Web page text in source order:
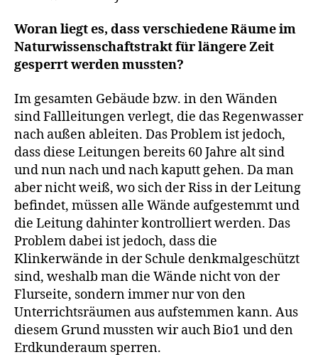
Woran liegt es, dass verschiedene Räume im
Naturwissenschaftstrakt für längere Zeit
gesperrt werden mussten?
Im gesamten Gebäude bzw. in den Wänden
sind Fallleitungen verlegt, die das Regenwasser
nach außen ableiten. Das Problem ist jedoch,
dass diese Leitungen bereits 60 Jahre alt sind
und nun nach und nach kaputt gehen. Da man
aber nicht weiß, wo sich der Riss in der Leitung
befindet, müssen alle Wände aufgestemmt und
die Leitung dahinter kontrolliert werden. Das
Problem dabei ist jedoch, dass die
Klinkerwände in der Schule denkmalgeschützt
sind, weshalb man die Wände nicht von der
Flurseite, sondern immer nur von den
Unterrichtsräumen aus aufstemmen kann. Aus
diesem Grund mussten wir auch Bio1 und den
Erdkunderaum sperren.